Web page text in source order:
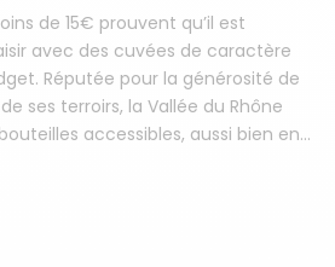
de 15€ prouvent qu’il est
avec des cuvées de caractère
Réputée pour la générosité de
ses terroirs, la Vallée du Rhône
accessibles, aussi bien en...